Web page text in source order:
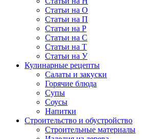
Статьи на О
Статьи на П
Статьи на Р
Статьи на С
Статьи на Т
Статьи на У
Кулинарные рецепты
Салаты и закуски
Горячие блюда
Супы
Соусы
Напитки
Строительство и обустройство
Строительные материалы